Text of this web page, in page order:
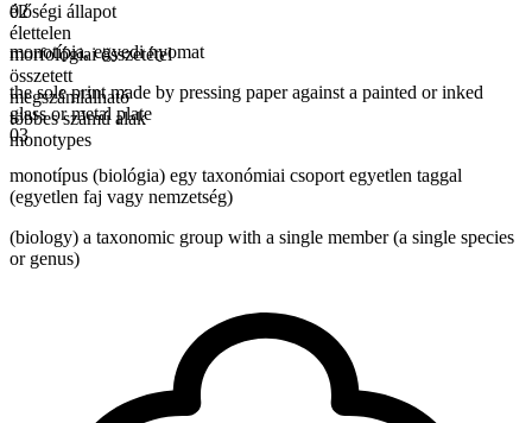
élőségi állapot
élettelen
morfológiai összetétel
összetett
megszámlálható
többes számú alak
monotypes
02
monotípia,egyedi nyomat
the sole print made by pressing paper against a painted or inked
glass or metal plate
03
monotípus (biológia) egy taxonómiai csoport egyetlen taggal
(egyetlen faj vagy nemzetség)
(biology) a taxonomic group with a single member (a single species
or genus)